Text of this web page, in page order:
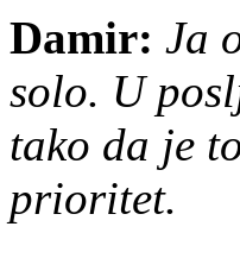
Damir: Ja
solo. U
tako da je
prioritet.